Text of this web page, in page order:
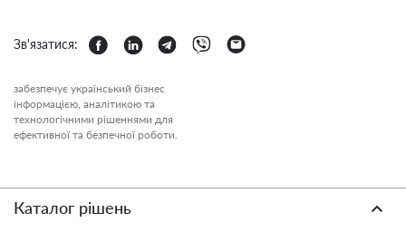
Зв'язатися:
забезпечує український бізнес
інформацією, аналітикою та
технологічними рішеннями для
ефективної та безпечної роботи.
Каталог рішень